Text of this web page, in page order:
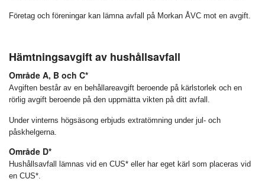
Företag och föreningar kan lämna avfall på Morkan ÅVC mot en avgift.
Hämtningsavgift av hushållsavfall
Område A, B och C*
Avgiften består av en behållareavgift beroende på kärlstorlek och en
rörlig avgift beroende på den uppmätta vikten på ditt avfall.
Under vinterns högsäsong erbjuds extratömning under jul- och
påskhelgerna.
Område D*
Hushållsavfall lämnas vid en CUS* eller har eget kärl som placeras vid
en CUS*.